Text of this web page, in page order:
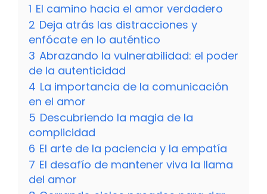
1 El camino hacia el amor verdadero
2 Deja atrás las distracciones y
enfócate en lo auténtico
3 Abrazando la vulnerabilidad: el poder
de la autenticidad
4 La importancia de la comunicación
en el amor
5 Descubriendo la magia de la
complicidad
6 El arte de la paciencia y la empatía
7 El desafío de mantener viva la llama
del amor